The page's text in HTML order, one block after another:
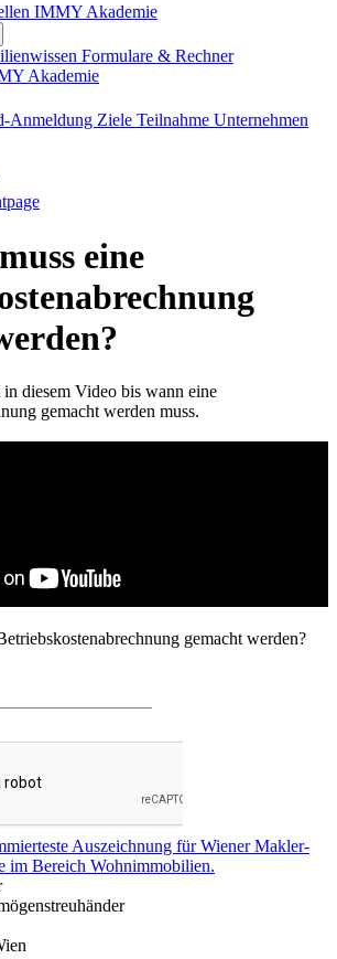
IMMY Akademie
Formulare & Rechner
Akademie
Anmeldung Ziele Teilnahme Unternehmen
eine
diesem Video bis wann eine
gemacht werden muss.
gemacht werden?